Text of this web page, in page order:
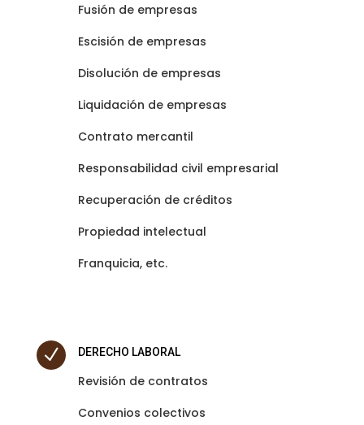
Fusión de empresas
Escisión de empresas
Disolución de empresas
Liquidación de empresas
Contrato mercantil
Responsabilidad civil empresarial
Recuperación de créditos
Propiedad intelectual
Franquicia, etc.
N DERECHO LABORAL
Revisión de contratos
Convenios colectivos